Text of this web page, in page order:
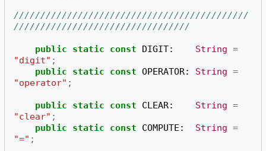
////////////////////////////////////////////
/////////////////////////////////
public static const DIGIT: String =
"digit" ;
public
static const OPERATOR: String =
"operator" ;
public static const CLEAR: String =
"clear" ;
public
static const COMPUTE : String =
"=" ;